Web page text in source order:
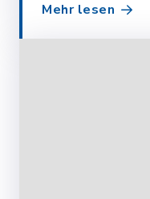
Mehr lesen